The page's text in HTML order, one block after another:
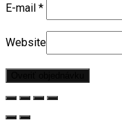
E-mail *
Website